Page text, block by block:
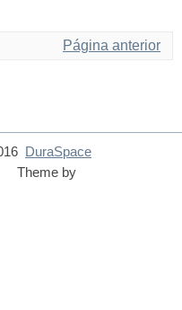
Página anterior
DuraSpace
Theme by